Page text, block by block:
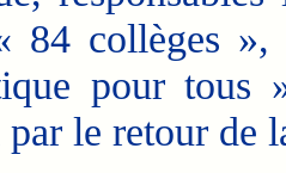
84 collèges
pour tous
le retour de